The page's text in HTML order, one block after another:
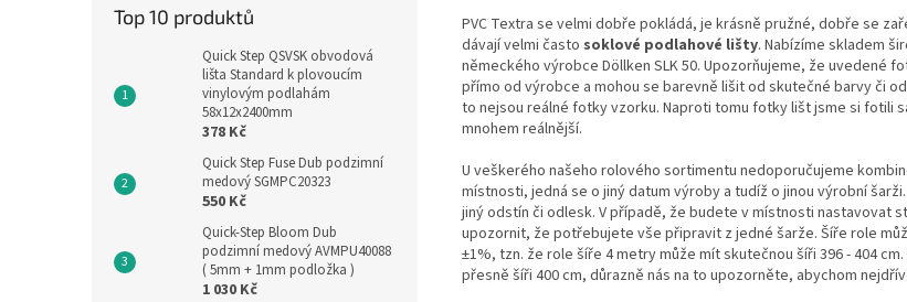
Top 10 produktů
Quick Step QSVSK obvodová
lišta Standard k plovoucím
vinylovým podlahám
58x12x2400mm
378 Kč
Quick Step Fuse Dub podzimní
medový SGMPC20323
550 Kč
Quick-Step Bloom Dub
podzimní medový AVMPU40088
( 5mm + 1mm podložka )
1 030 Kč
PVC Textra se velmi dobře pokládá, je krásně pružné, dobře se
dávají velmi často soklové podlahové lišty. Nabízíme skladem
německého výrobce Döllken SLK 50. Upozorňujeme, že uvedené
přímo od výrobce a mohou se barevně lišit od skutečné barvy či
to nejsou reálné fotky vzorku. Naproti tomu fotky lišt jsme si fotili
mnohem reálnější.
U veškerého našeho rolového sortimentu nedoporučujeme
místnosti, jedná se o jiný datum výroby a tudíž o jinou výrobní
jiný odstín či odlesk. V případě, že budete v místnosti nastavovat
upozornit, že potřebujete vše připravit z jedné šarže. Šíře role
±1%, tzn. že role šíře 4 metry může mít skutečnou šíři 396 - 404
přesně šíři 400 cm, důrazně nás na to upozorněte, abychom